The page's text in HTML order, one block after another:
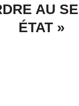
AU
ÉTAT »